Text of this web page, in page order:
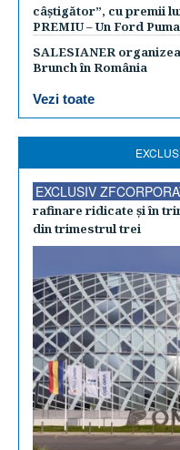
câștigător”, cu premii
PREMIU – Un Ford
SALESIANER
Brunch în România
Vezi toate
EXCLUSIV
rafinare ridicate şi în
din trimestrul trei